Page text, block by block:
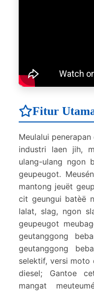
Fitur
Meulalui
industri laen jih,
ulang-ulang ngon
geupeugot.
mantong jeuët
cit geungui batèë
lalat, slag, ngon
geupeugot
geutanggong
geutanggong
selektif, versi moto
diesel; Gantoe
mangat